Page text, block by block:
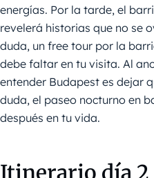
energías. Por la tarde, el
revelerá historias que no se
duda, un free tour por la
debe faltar en tu visita. Al
entender Budapest es dejar
duda, el paseo nocturno en
después en tu vida.